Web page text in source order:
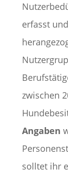
erfasst
zwischen
Angaben
solltet ihr